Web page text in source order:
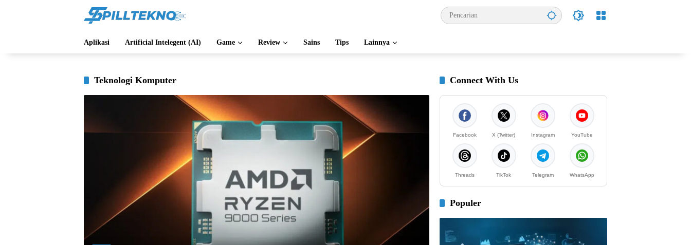
Aplikasi Artificial Intelegent (AI) Game Review Sains Tips Lainnya
Teknologi Komputer Connect With Us
Facebook X (Twitter) Instagram YouTube
Threads TikTok Telegram WhatsApp
Populer